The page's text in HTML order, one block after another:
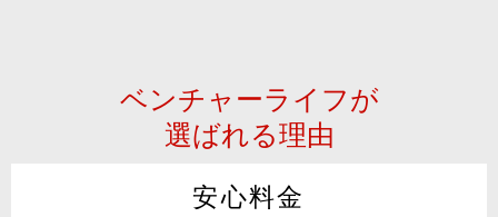
ベンチャーライフが
選ばれる理由
安心料金